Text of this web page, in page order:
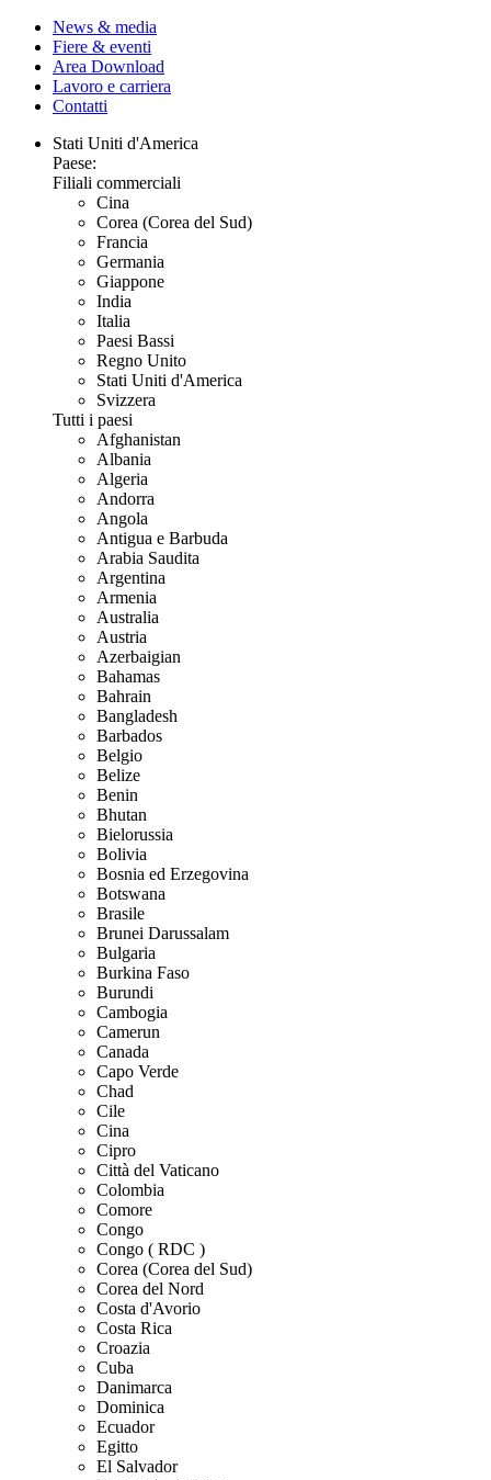
News & media
Fiere & eventi
Area Download
Lavoro e carriera
Contatti
Stati Uniti d'America
Paese:
Filiali commerciali
Cina
Corea (Corea del Sud)
Francia
Germania
Giappone
India
Italia
Paesi Bassi
Regno Unito
Stati Uniti d'America
Svizzera
Tutti i paesi
Afghanistan
Albania
Algeria
Andorra
Angola
Antigua e Barbuda
Arabia Saudita
Argentina
Armenia
Australia
Austria
Azerbaigian
Bahamas
Bahrain
Bangladesh
Barbados
Belgio
Belize
Benin
Bhutan
Bielorussia
Bolivia
Bosnia ed Erzegovina
Botswana
Brasile
Brunei Darussalam
Bulgaria
Burkina Faso
Burundi
Cambogia
Camerun
Canada
Capo Verde
Chad
Cile
Cina
Cipro
Città del Vaticano
Colombia
Comore
Congo
Congo ( RDC )
Corea (Corea del Sud)
Corea del Nord
Costa d'Avorio
Costa Rica
Croazia
Cuba
Danimarca
Dominica
Ecuador
Egitto
El Salvador